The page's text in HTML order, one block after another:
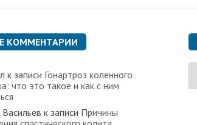
КОММЕНТАРИИ
к записи Гонартроз коленного
что это такое и как с ним
к записи Причины
б